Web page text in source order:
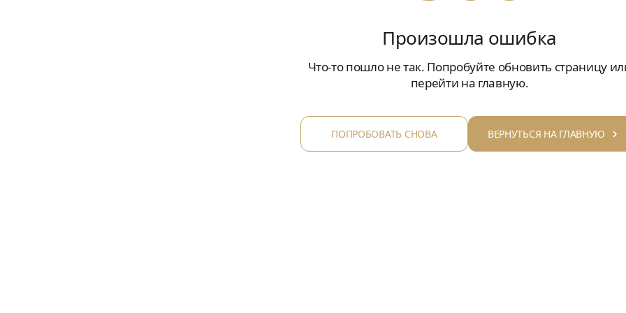
Произошла ошибка
Что-то пошло не так. Попробуйте обновить страницу
перейти на главную.
ПОПРОБОВАТЬ СНОВА ВЕРНУТЬСЯ НА ГЛАВНУЮ